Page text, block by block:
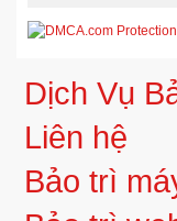
Dịch Vụ
Liên hệ
Bảo trì